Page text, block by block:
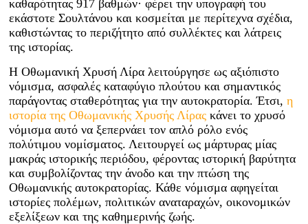
καθαρότητας 917 βαθμών· φέρει την υπογραφή του
εκάστοτε Σουλτάνου και κοσμείται με περίτεχνα σχέδια,
καθιστώντας το περιζήτητο από συλλέκτες και λάτρεις
της ιστορίας.
H Οθωμανική Χρυσή Λίρα λειτούργησε ως αξιόπιστο
νόμισμα, ασφαλές καταφύγιο πλούτου και σημαντικός
παράγοντας σταθερότητας για την αυτοκρατορία. Έτσι,η
ιστορία της Οθωμανικής Χρυσής Λίρας κάνει το χρυσό
νόμισμα αυτό να ξεπερνάει τον απλό ρόλο ενός
πολύτιμου νομίσματος. Λειτουργεί ως μάρτυρας μίας
μακράς ιστορικής περιόδου, φέροντας ιστορική βαρύτητα
και συμβολίζοντας την άνοδο και την πτώση της
Οθωμανικής αυτοκρατορίας. Κάθε νόμισμα αφηγείται
ιστορίες πολέμων, πολιτικών αναταραχών, οικονομικών
εξελίξεων και της καθημερινής ζωής.